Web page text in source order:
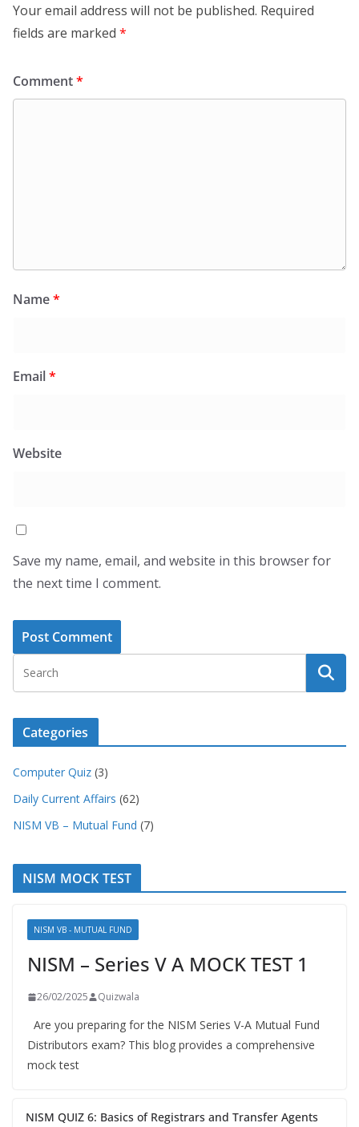
Your email address will not be published. Required
fields are marked *
Comment*
Name*
Email*
Website
Save my name, email, and website in this browser for
the next time I comment.
Categories
Computer Quiz (3)
Daily Current Affairs (62)
NISM VB – Mutual Fund (7)
NISM MOCK TEST
NISM VB - MUTUAL FUND
NISM – Series V A MOCK TEST 1
26/02/2025 Quizwala
Are you preparing for the NISM Series V-A Mutual Fund
Distributors exam? This blog provides a comprehensive
mock test
NISM QUIZ 6: Basics of Registrars and Transfer Agents